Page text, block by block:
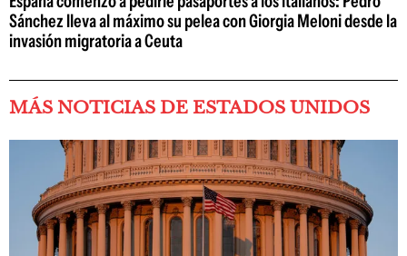
Sánchez lleva al máximo su pelea con Giorgia Meloni desde la
invasión migratoria a Ceuta
MÁS NOTICIAS DE ESTADOS UNIDOS